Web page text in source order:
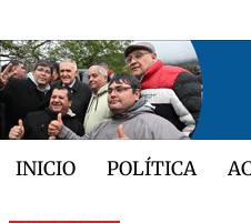
to
content
INICIO POLÍTICA